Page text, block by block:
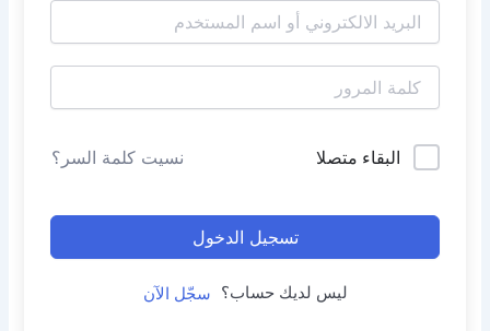
البقاء متصلا نسيت كلمة السر؟
تسجيل الدخول
ليس لديك حساب؟ سجّل الآن